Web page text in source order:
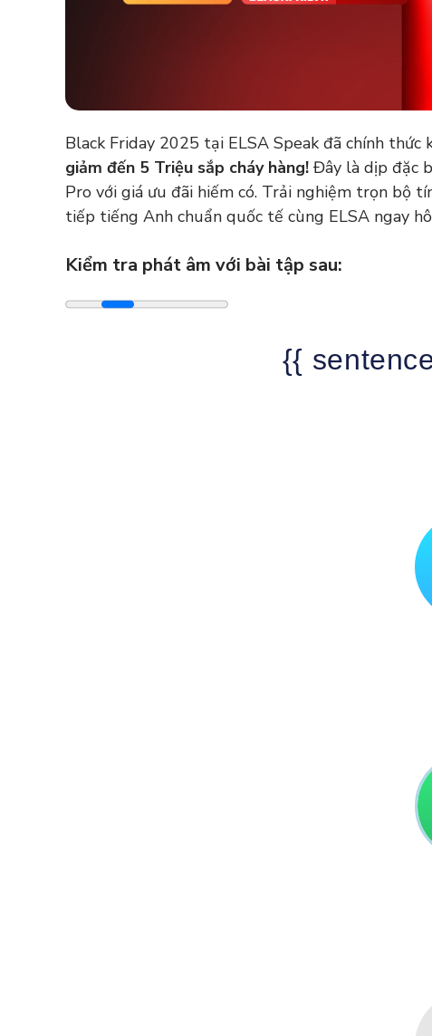
Black Friday 2025 tại ELSA Speak đã chính
giảm đến 5 Triệu sắp cháy hàng! Đây là dịp đặc
Pro với giá ưu đãi hiếm có. Trải nghiệm trọn bộ
tiếp tiếng Anh chuẩn quốc tế cùng ELSA ngay
Kiểm tra phát âm với bài tập sau:
{{